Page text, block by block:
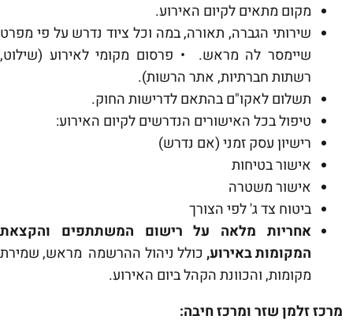
מקום מתאים לקיום האירוע.
שירותי הגברה, תאורה, במה וכל ציוד נדרש על פי מפרט
שיימסר לה מראש. • פרסום מקומי לאירוע (שילוט,
רשתות חברתיות, אתר הרשות).
תשלום לאקו"ם בהתאם לדרישות החוק.
טיפול בכל האישורים הנדרשים לקיום האירוע:
רישיון עסק זמני (אם נדרש)
אישור בטיחות
אישור משטרה
ביטוח צד ג' לפי הצורך
אחריות מלאה על רישום המשתתפים והקצאת
המקומות באירוע, כולל ניהול ההרשמה מראש, שמירת
מקומות, והכוונת הקהל ביום האירוע.
מרכז זלמן שזר ומרכז חיבה: